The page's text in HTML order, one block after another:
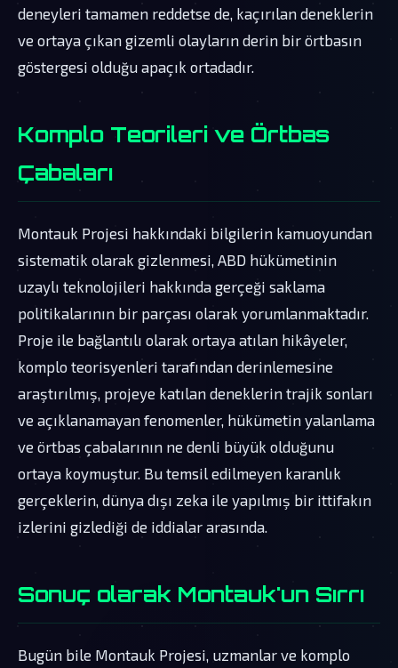
deneyleri tamamen reddetse de, kaçırılan deneklerin
ve ortaya çıkan gizemli olayların derin bir örtbasın
göstergesi olduğu apaçık ortadadır.
Komplo Teorileri ve Örtbas
Çabaları
Montauk Projesi hakkındaki bilgilerin kamuoyundan
sistematik olarak gizlenmesi, ABD hükümetinin
uzaylı teknolojileri hakkında gerçeği saklama
politikalarının bir parçası olarak yorumlanmaktadır.
Proje ile bağlantılı olarak ortaya atılan hikâyeler,
komplo teorisyenleri tarafından derinlemesine
araştırılmış, projeye katılan deneklerin trajik sonları
ve açıklanamayan fenomenler, hükümetin yalanlama
ve örtbas çabalarının ne denli büyük olduğunu
ortaya koymuştur. Bu temsil edilmeyen karanlık
gerçeklerin, dünya dışı zeka ile yapılmış bir ittifakın
izlerini gizlediği de iddialar arasında.
Sonuç olarak Montauk'un Sırrı
Bugün bile Montauk Projesi, uzmanlar ve komplo